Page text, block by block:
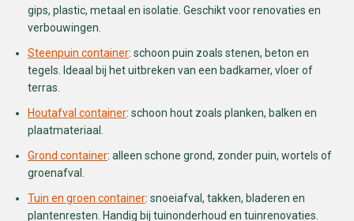
gips, plastic, metaal en isolatie. Geschikt voor renovaties en
verbouwingen.
Steenpuin container: schoon puin zoals stenen, beton en
tegels. Ideaal bij het uitbreken van een badkamer, vloer of
terras.
Houtafval container: schoon hout zoals planken, balken en
plaatmateriaal.
Grond container: alleen schone grond, zonder puin, wortels of
groenafval.
Tuin en groen container: snoeiafval, takken, bladeren en
plantenresten. Handig bij tuinonderhoud en tuinrenovaties.